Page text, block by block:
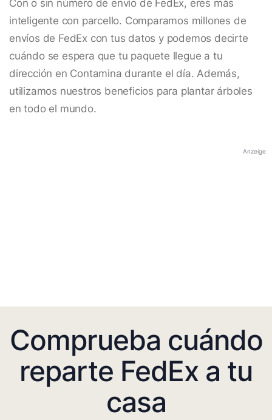
Con o sin número de envío de FedEx, eres más
inteligente con parcello. Comparamos millones de
envíos de FedEx con tus datos y podemos decirte
cuándo se espera que tu paquete llegue a tu
dirección en Contamina durante el día. Además,
utilizamos nuestros beneficios para plantar árboles
en todo el mundo.
Anzeige
Comprueba cuándo
reparte FedEx a tu
casa